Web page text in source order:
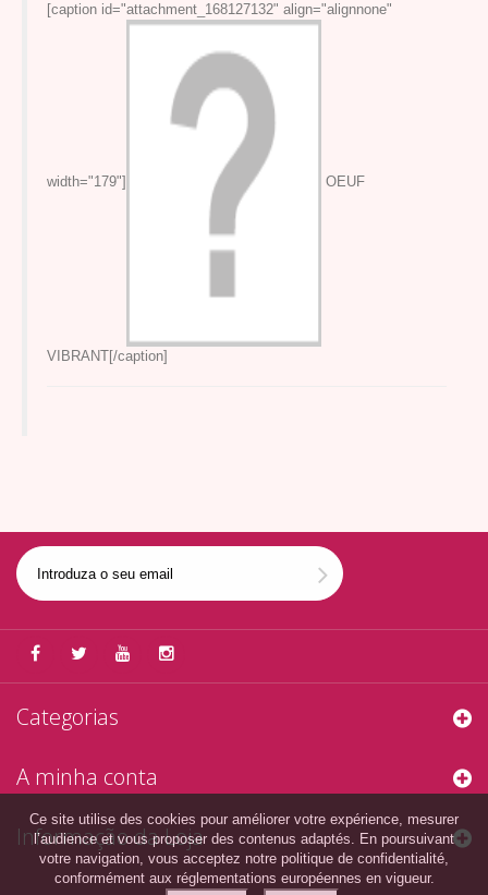
[caption id="attachment_168127132" align="alignnone"
width="179"] OEUF
VIBRANT[/caption]
Categorias
A minha conta
Informação da Loja
Ce site utilise des cookies pour améliorer votre expérience, mesurer
l’audience et vous proposer des contenus adaptés. En poursuivant
votre navigation, vous acceptez notre politique de confidentialité,
conformément aux réglementations européennes en vigueur.